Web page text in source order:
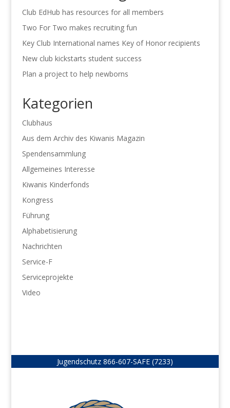
Club EdHub has resources for all members
Two For Two makes recruiting fun
Key Club International names Key of Honor recipients
New club kickstarts student success
Plan a project to help newborns
Kategorien
Clubhaus
Aus dem Archiv des Kiwanis Magazin
Spendensammlung
Allgemeines Interesse
Kiwanis Kinderfonds
Kongress
Führung
Alphabetisierung
Nachrichten
Service-F
Serviceprojekte
Video
Jugendschutz 866-607-SAFE (7233)